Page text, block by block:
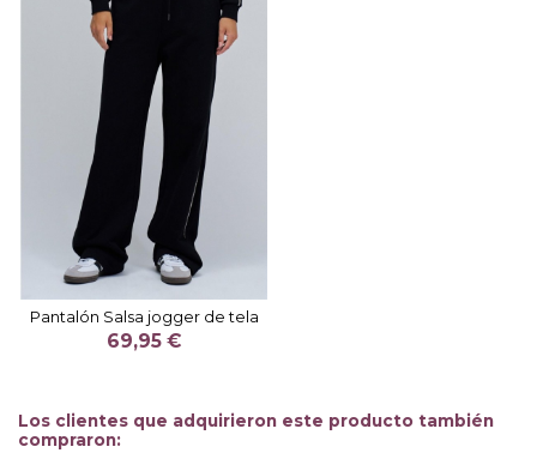
Pantalón Salsa jogger de tela
69,95 €
Los clientes que adquirieron este producto también
compraron: